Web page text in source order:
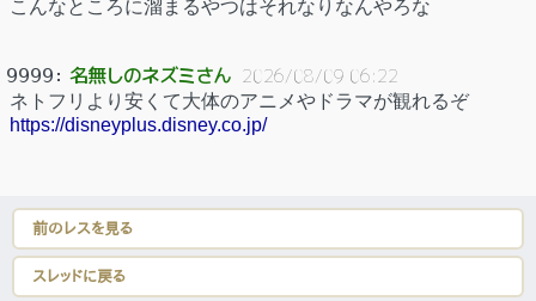
こんなところに溜まるやつはそれなりなんやろな
9999 ： 名無しのネズミさん 2026/08/09 06:22
ネトフリより安くて大体のアニメやドラマが観れるぞ
https://disneyplus.disney.co.jp/
前のレスを見る
スレッドに戻る